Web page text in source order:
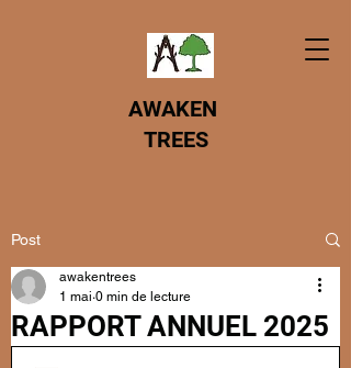
AWAKEN
TREES
Post
RAPPORT ANNUEL 2025
awakentrees
1 mai 0 min de lecture